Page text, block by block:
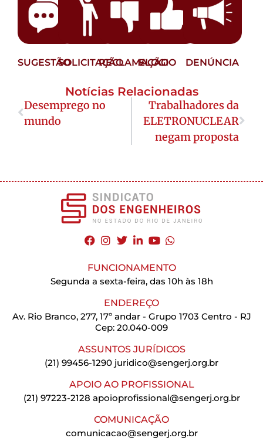
SUGESTÃOSOLICITAÇÃORECLAMAÇÃO
ELOGIO DENÚNCIA
Notícias Relacionadas
Desemprego no
mundo
Trabalhadores da
ELETRONUCLEAR
negam proposta
FUNCIONAMENTO
Segunda a sexta-feira, das 10h às 18h
ENDEREÇO
Av. Rio Branco, 277, 17º andar - Grupo 1703 Centro - RJ
Cep: 20.040-009
ASSUNTOS JURÍDICOS
(21) 99456-1290 juridico@sengerj.org.br
APOIO AO PROFISSIONAL
(21) 97223-2128 apoioprofissional@sengerj.org.br
COMUNICAÇÃO
comunicacao@sengerj.org.br